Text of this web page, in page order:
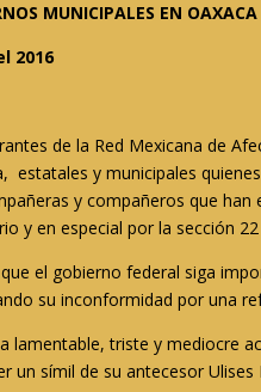
MUNICIPALES EN OAXACA
2016
de la Red Mexicana de
estatales y municipales
y compañeros que
y en especial por la sección 22
el gobierno federal siga
su inconformidad por una
lamentable, triste y mediocre
un símil de su antecesor